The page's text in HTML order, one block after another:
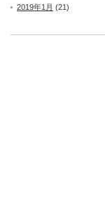
2019年1月 (21)